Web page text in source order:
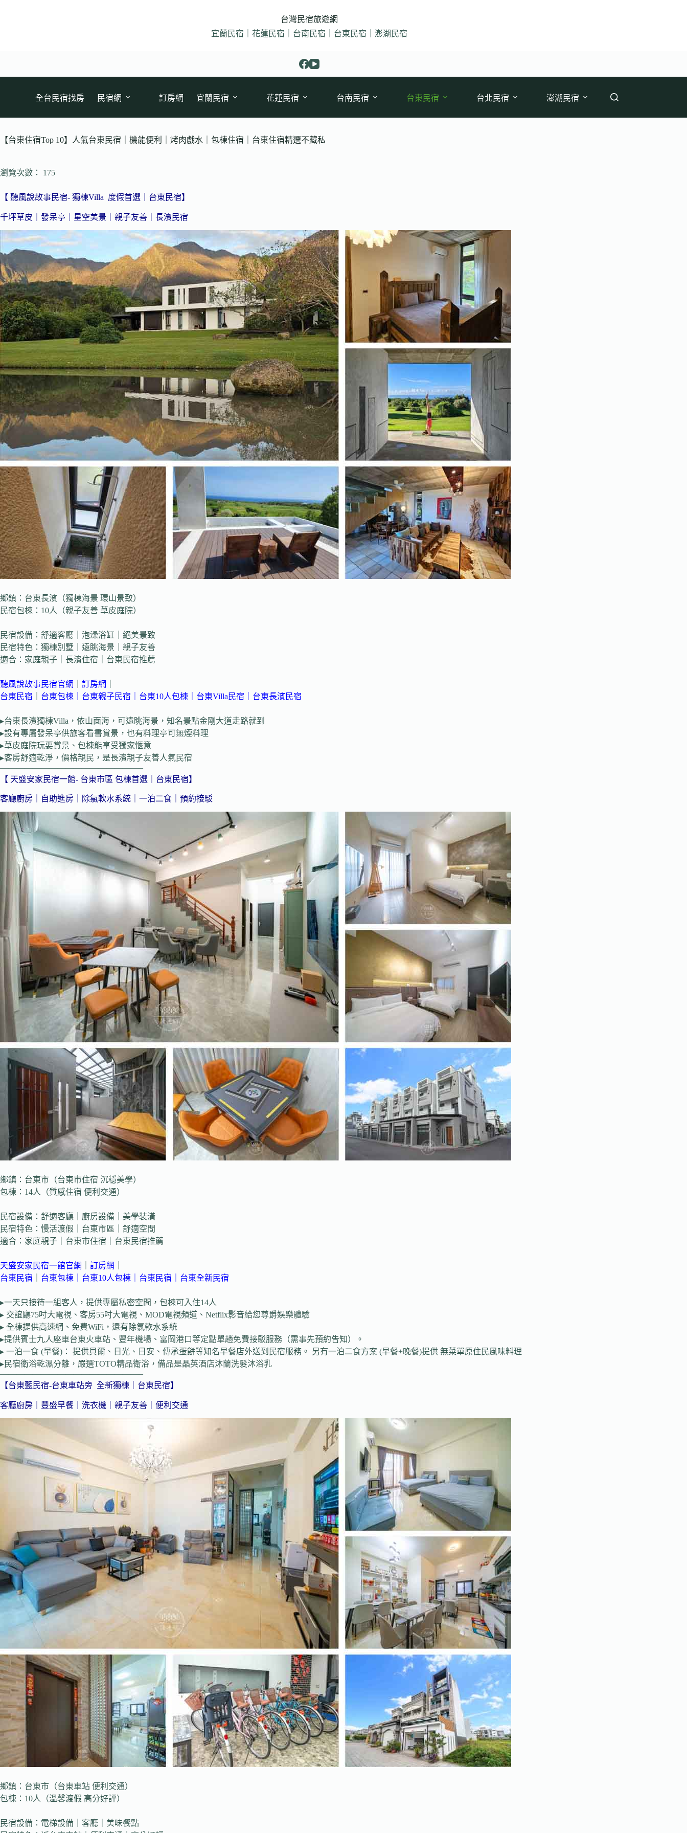
台灣民宿旅遊網
宜蘭民宿｜花蓮民宿｜台南民宿｜台東民宿｜澎湖民宿
全台民宿找房 民宿網 訂房網 宜蘭民宿 花蓮民宿 台南民宿 台東民宿 台北民宿 澎湖民宿
【台東住宿Top 10】人氣台東民宿｜機能便利｜烤肉戲水｜包棟住宿｜台東住宿精選不藏私
瀏覽次數： 175
【 聽風說故事民宿- 獨棟Villa 度假首選｜台東民宿】
千坪草皮｜發呆亭｜星空美景｜親子友善｜長濱民宿
鄉鎮：台東長濱（獨棟海景 環山景致）
民宿包棟：10人（親子友善 草皮庭院）
民宿設備：舒適客廳｜泡澡浴缸｜絕美景致
民宿特色：獨棟別墅｜遠眺海景｜親子友善
適合：家庭親子｜長濱住宿｜台東民宿推薦
聽風說故事民宿官網 訂房網
台東民宿
台東包棟 台東親子民宿 台東10人包棟 台東Villa民宿 ｜台東長濱民宿
▸台東長濱獨棟Villa，依山面海，可遠眺海景，知名景點金剛大道走路就到
▸設有專屬發呆亭供旅客看書賞景，也有料理亭可無煙料理
▸草皮庭院玩耍賞景、包棟能享受獨家愜意
▸客房舒適乾淨，價格親民，是長濱親子友善人氣民宿
—————————————————–
【 天盛安家民宿一館- 台東市區 包棟首選｜台東民宿】
客廳廚房｜自助進房｜ 除氯軟水系統 ｜一泊二食｜預約接駁
鄉鎮：台東市（台東市住宿 沉穩美學）
包棟：14人（質感住宿 便利交通）
民宿設備：舒適客廳｜廚房設備｜美學裝潢
民宿特色：慢活渡假｜台東市區｜舒適空間
適合：家庭親子｜台東市住宿｜台東民宿推薦
天盛安家民宿一館官網 訂房網
台東民宿
台東包棟 台東10人包棟 台東民宿 台東全新民宿
▸一天只接待一組客人，提供專屬私密空間，包棟可入住14人
▸ 交誼廳75吋大電視、客房55吋大電視、MOD電視頻道、Netflix影音給您尊爵娛樂體驗
▸ 全棟提供高速網、免費WiFi，還有除氯軟水系統
▸提供賓士九人座車台東火車站、豐年機場、富岡港口等定點單趟免費接駁服務（需事先預約告知）。
▸ 一泊一食 (早餐)： 提供貝爾、日光、日安、傳承蛋餅等知名早餐店外送到民宿服務。 另有一泊二食方案 (早餐+晚餐)提供 無菜單原住民風味料理
▸民宿衛浴乾濕分離，嚴選TOTO精品衛浴，備品是晶英酒店沐蘭洗髮沐浴乳
—————————————————–
【台東藍民宿-台東車站旁 全新獨棟｜台東民宿】
客廳廚房｜豐盛早餐｜洗衣機｜親子友善｜便利交通
鄉鎮：台東市（台東車站 便利交通）
包棟：10人（溫馨渡假 高分好評）
民宿設備：電梯設備｜客廳｜美味餐點